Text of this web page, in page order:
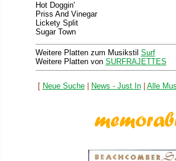
Hot Doggin'
Priss And Vinegar
Lickety Split
Sugar Town
Weitere Platten zum Musikstil Surf
Weitere Platten von SURFRAJETTES
[ Neue Suche| News - Just In| Alle